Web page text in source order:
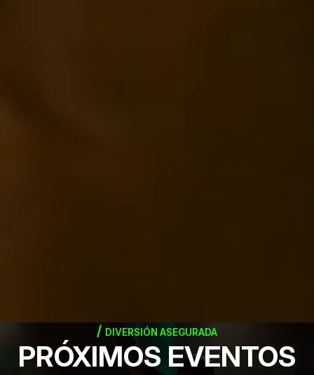
DIVERSIÓN ASEGURADA
PRÓXIMOS EVENTOS